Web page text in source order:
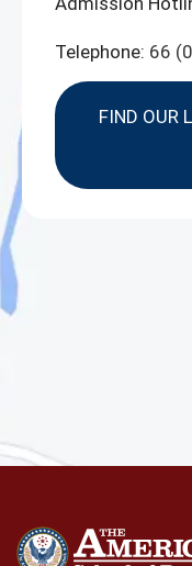
Telephone: 66
FIND OUR